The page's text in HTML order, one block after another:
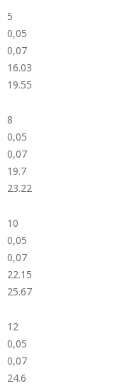
5
0,05
0,07
16.03
19.55
8
0,05
0,07
19.7
23.22
10
0,05
0,07
22.15
25.67
12
0,05
0,07
24.6